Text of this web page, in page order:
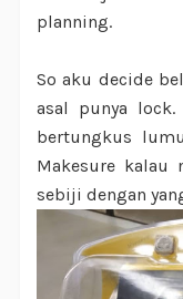
planning.
So aku decide
asal punya
bertungkus
Makesure
sebiji dengan